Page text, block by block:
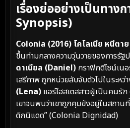
เรื่องย่ออย่างเป็นทาง
Synopsis)
Colonia (2016) โคโลเนีย หนีตาย
ขึ้นท่ามกลางความวุ่นวายของการรัฐ
ดาเนียล (Daniel) กราฟิกดีไซน์เ
เสรีภาพ ถูกหน่วยลับจับตัวไปในระหว่
(Lena) แอร์โฮสเตสสาวผู้เป็นคนรั
เขาจนพบว่าเขาถูกคุมขังอยู่ในสถาน
ดิกนิแดด” (Colonia Dignidad)